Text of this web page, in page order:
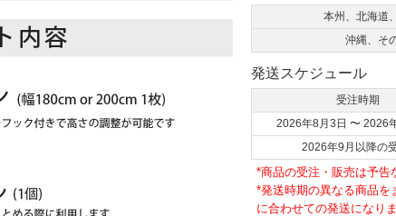
本州、北海道
沖縄、そ
発送スケジュール
受注時期
2026年8月3日 〜 2026
2026年9月以降の
*商品の受注・販売は予告
*発送時期の異なる商品を
に合わせての発送になりま